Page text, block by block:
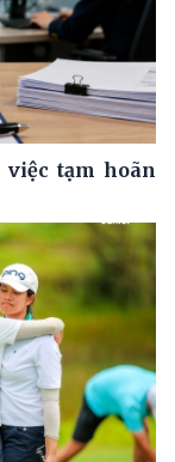
việc tạm hoãn